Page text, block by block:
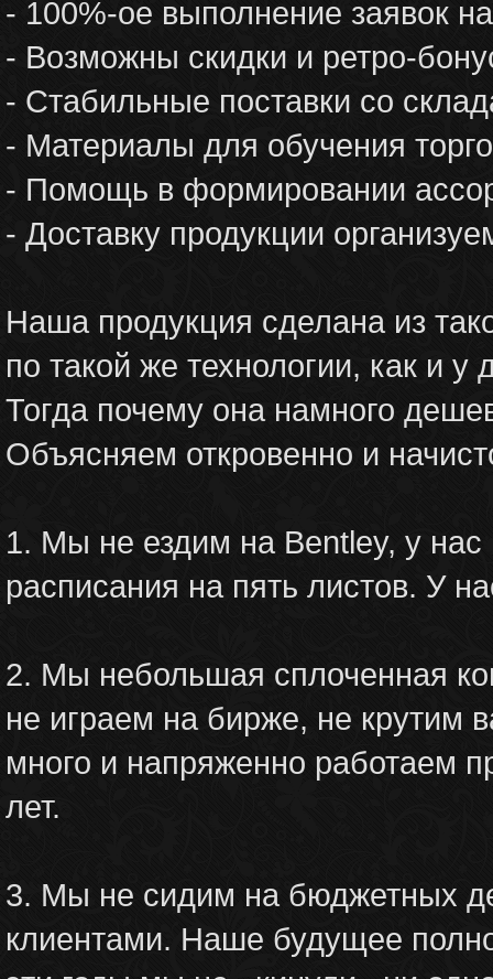
- 100%-ое выполнение заявок
- Возможны скидки и ретро-
- Стабильные поставки со
- Материалы для обучения
- Помощь в формировании
- Доставку продукции
Наша продукция сделана из
по такой же технологии, как и у
Тогда почему она намного
Объясняем откровенно и
1. Мы не ездим на Bentley, у нас
расписания на пять листов. У
2. Мы небольшая сплоченная
не играем на бирже, не
много и напряженно работаем
лет.
3. Мы не сидим на бюджетных
клиентами. Наше будущее